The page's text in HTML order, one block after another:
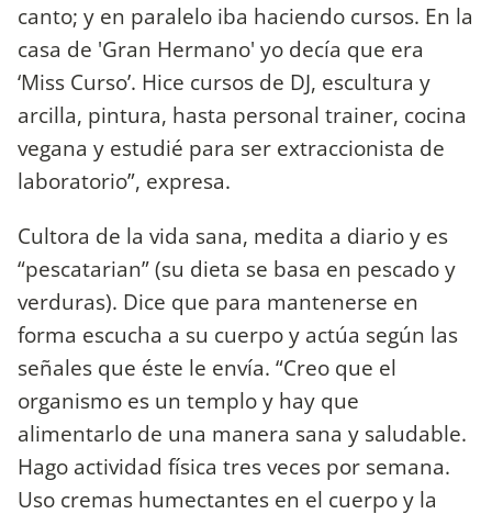
canto; y en paralelo iba haciendo cursos. En la
casa de 'Gran Hermano' yo decía que era
‘Miss Curso’. Hice cursos de DJ, escultura y
arcilla, pintura, hasta personal trainer, cocina
vegana y estudié para ser extraccionista de
laboratorio”, expresa.
Cultora de la vida sana, medita a diario y es
“pescatarian” (su dieta se basa en pescado y
verduras). Dice que para mantenerse en
forma escucha a su cuerpo y actúa según las
señales que éste le envía. “Creo que el
organismo es un templo y hay que
alimentarlo de una manera sana y saludable.
Hago actividad física tres veces por semana.
Uso cremas humectantes en el cuerpo y la